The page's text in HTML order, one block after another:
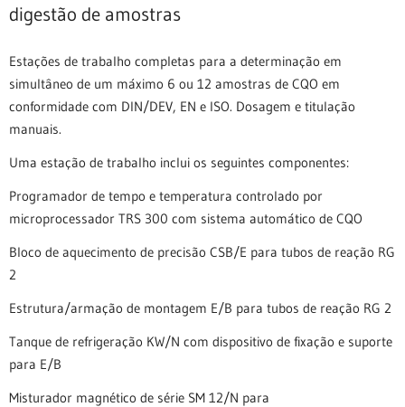
digestão de amostras
Estações de trabalho completas para a determinação em
simultâneo de um máximo 6 ou 12 amostras de CQO em
conformidade com DIN/DEV, EN e ISO. Dosagem e titulação
manuais.
Uma estação de trabalho inclui os seguintes componentes:
Programador de tempo e temperatura controlado por
microprocessador TRS 300 com sistema automático de CQO
Bloco de aquecimento de precisão CSB/E para tubos de reação RG
2
Estrutura/armação de montagem E/B para tubos de reação RG 2
Tanque de refrigeração KW/N com dispositivo de fixação e suporte
para E/B
Misturador magnético de série SM 12/N para